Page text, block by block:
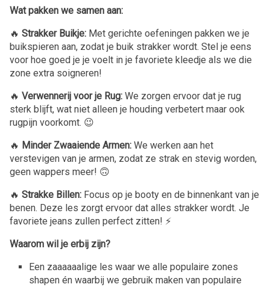
Wat pakken we samen aan:
🔥 Strakker Buikje: Met gerichte oefeningen pakken we je
buikspieren aan, zodat je buik strakker wordt. Stel je eens
voor hoe goed je je voelt in je favoriete kleedje als we die
zone extra soigneren!
🔥 Verwennerij voor je Rug: We zorgen ervoor dat je rug
sterk blijft, wat niet alleen je houding verbetert maar ook
rugpijn voorkomt. 😉
🔥 Minder Zwaaiende Armen: We werken aan het
verstevigen van je armen, zodat ze strak en stevig worden,
geen wappers meer! 🙃
🔥 Strakke Billen: Focus op je booty en de binnenkant van je
benen. Deze les zorgt ervoor dat alles strakker wordt. Je
favoriete jeans zullen perfect zitten! ⚡️
Waarom wil je erbij zijn?
Een zaaaaaalige les waar we alle populaire zones
shapen én waarbij we gebruik maken van populaire